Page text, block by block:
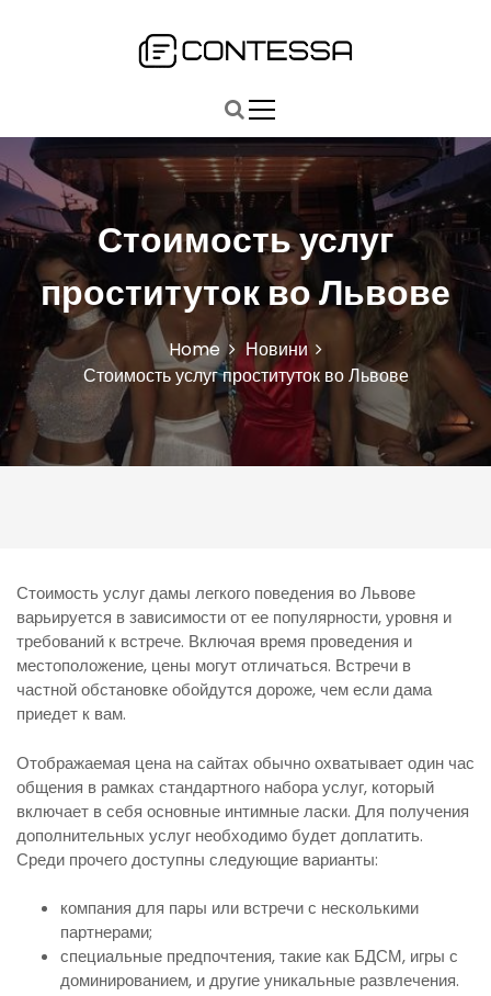
o
t
e
Стоимость услуг
проституток во Львове
Home
Новини
Стоимость услуг проституток во Львове
Стоимость услуг дамы легкого поведения во Львове
варьируется в зависимости от ее популярности, уровня и
требований к встрече. Включая время проведения и
местоположение, цены могут отличаться. Встречи в
частной обстановке обойдутся дороже, чем если дама
приедет к вам.
Отображаемая цена на сайтах обычно охватывает один час
общения в рамках стандартного набора услуг, который
включает в себя основные интимные ласки. Для получения
дополнительных услуг необходимо будет доплатить.
Среди прочего доступны следующие варианты:
компания для пары или встречи с несколькими
партнерами;
специальные предпочтения, такие как БДСМ, игры с
доминированием, и другие уникальные развлечения.